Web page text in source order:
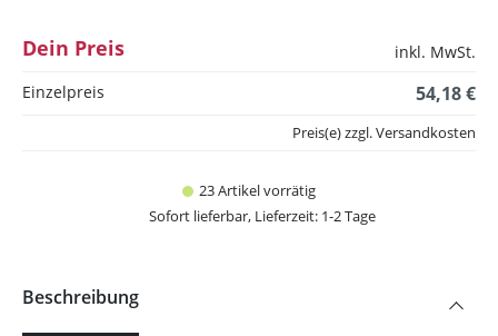
Dein Preis
inkl. MwSt.
Einzelpreis
54,18 €
23 Artikel vorrätig
Sofort lieferbar, Lieferzeit: 1-2 Tage
Preis(e) zzgl. Versandkosten
Beschreibung